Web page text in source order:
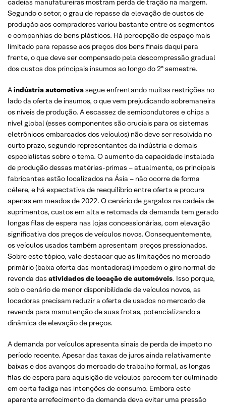
cadeias manufatureiras mostram perda de tração na margem.
Segundo o setor, o grau de repasse da elevação de custos de
produção aos compradores variou bastante entre os segmentos
e companhias de bens plásticos. Há percepção de espaço mais
limitado para repasse aos preços dos bens finais daqui para
frente, o que deve ser compensado pela descompressão gradual
dos custos dos principais insumos ao longo do 2º semestre.
Aindústria automotivasegue enfrentando muitas restrições no
lado da oferta de insumos, o que vem prejudicando sobremaneira
os níveis de produção. A escassez de semicondutores e chips a
nível global (esses componentes são cruciais para os sistemas
eletrônicos embarcados dos veículos) não deve ser resolvida no
curto prazo, segundo representantes da indústria e demais
especialistas sobre o tema. O aumento da capacidade instalada
de produção dessas matérias-primas – atualmente, os principais
fabricantes estão localizados na Ásia – não ocorre de forma
célere, e há expectativa de reequilíbrio entre oferta e procura
apenas em meados de 2022. O cenário de gargalos na cadeia de
suprimentos, custos em alta e retomada da demanda tem gerado
longas filas de espera nas lojas concessionárias, com elevação
significativa dos preços de veículos novos. Consequentemente,
os veículos usados também apresentam preços pressionados.
Sobre este tópico, vale destacar que as limitações no mercado
primário (baixa oferta das montadoras) impedem o giro normal de
revenda das atividades de locação de automóveis. Isso porque,
sob o cenário de menor disponibilidade de veículos novos, as
locadoras precisam reduzir a oferta de usados no mercado de
revenda para manutenção de suas frotas, potencializando a
dinâmica de elevação de preços.
A demanda por veículos apresenta sinais de perda de ímpeto no
período recente. Apesar das taxas de juros ainda relativamente
baixas e dos avanços do mercado de trabalho formal, as longas
filas de espera para aquisição de veículos parecem ter culminado
em certa fadiga nas intenções de consumo. Embora este
aparente arrefecimento da demanda deva evitar uma pressão